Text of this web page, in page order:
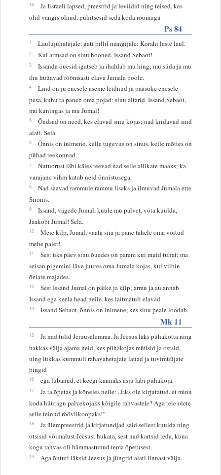
16
Ja Iisraeli lapsed, preestrid ja leviidid ning teised, kes
olid vangis olnud, pühitsesid seda koda rõõmuga
Ps 84
1 Laulujuhatajale, gati pillil mängijale: Korahi laste laul.
2 Kui armsad on sinu hooned, Issand Sebaot!
3
Issanda õuesid igatseb ja ihaldab mu hing; mu süda ja mu
ihu hüüavad rõõmsasti elava Jumala poole.
4
Lind on ju enesele aseme leidnud ja pääsuke enesele
pesa, kuhu ta paneb oma pojad: sinu altarid, Issand Sebaot,
mu kuningas ja mu Jumal!
5
Õndsad on need, kes elavad sinu kojas; nad kiidavad sind
alati. Sela.
6
Õnnis on inimene, kelle tugevus on sinus, kelle mõttes on
pühad teekonnad.
7
Nutuorust läbi käies teevad nad selle allikate maaks; ka
varajane vihm katab neid õnnistusega.
8
Nad saavad rammule rammu lisaks ja ilmuvad Jumala ette
Siionis.
9
Issand, vägede Jumal, kuule mu palvet, võta kuulda,
Jaakobi Jumal! Sela.
10
Meie kilp, Jumal, vaata siia ja pane tähele oma võitud
mehe palet!
11
Sest üks päev sinu õuedes on parem kui muid tuhat; ma
seisan pigemini läve juures oma Jumala kojas, kui viibin
õelate majades.
12
Sest Issand Jumal on päike ja kilp; armu ja au annab
Issand ega keela head neile, kes laitmatult elavad.
13 Issand Sebaot, õnnis on inimene, kes sinu peale loodab.
Mk 11
15
Ja nad tulid Jeruusalemma. Ja Jeesus läks pühakotta ning
hakkas välja ajama neid, kes pühakojas müüsid ja ostsid,
ning lükkas kummuli rahavahetajate lauad ja tuvimüüjate
pingid
16 ega lubanud, et keegi kannaks asju läbi pühakoja.
17
Ja ta õpetas ja kõneles neile: „Eks ole kirjutatud, et minu
koda hüütagu palvekojaks kõigile rahvastele? Aga teie olete
selle teinud röövlikoopaks!”
18
Ja ülempreestrid ja kirjatundjad said sellest kuulda ning
otsisid võimalust Jeesust hukata, sest nad kartsid teda, kuna
kogu rahvas oli hämmastunud tema õpetusest.
19 Aga õhtuti läksid Jeesus ja jüngrid alati linnast välja.